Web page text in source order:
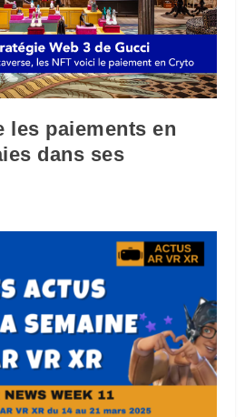
les paiements en
dans ses